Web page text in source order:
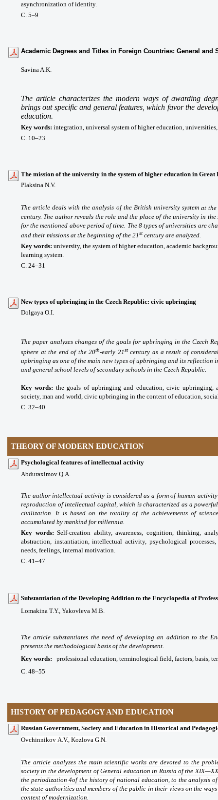
asynchronization of identity.
С. 5–9
Academic Degrees and Titles in Foreign Countries: General and
Savina A.K.
The article characterizes the modern ways of awarding
brings out specific and general features, which favor the
education.
Key words: integration, universal system of higher education,
С. 10–23
The mission of the university in the system of higher education in
Plaksina N.V.
The article deals with the analysis of the British university system at the
century. The author reveals the role and the place of the university in
for the mentioned above period of time. The 8 types of universities are
and their missions at the beginning of the 21stcentury are analyzed.
Key words: university, the system of higher education, academic
learning system.
С. 24–31
New types of upbringing in the Czech Republic: civic upbringing
Dolgaya O.I.
The paper analyzes changes of the goals for upbringing in the Czech
sphere at the end of the 20th-early 21stcentury as a result of
upbringing as one of the main new types of upbringing and its reflection
and general school levels of secondary schools in the Czech Republic.
Key words: the goals of upbringing and education, civic upbringing,
society, man and world, civic upbringing in the content of education,
С. 32–40
THEORY OF MODERN EDUCATION
Psychological features of intellectual activity
Abduraximov Q.A.
The author intellectual activity is considered as a form of human
reproduction of intellectual capital, which is characterized as a
civilization. It is based on the totality of the achievements of
accumulated by mankind for millennia.
Key words: Self-creation ability, awareness, cognition, thinking,
abstraction, instantiation, intellectual activity, psychological processes,
needs, feelings, internal motivation.
С. 41–47
Substantiation of the Developing Addition to the Encyclopedia of
Lomakina T.Y., Yakovleva M.B.
The article substantiates the need of developing an addition to the
presents the methodological basis of the development.
Key words: professional education, terminological field, factors, basis,
С. 48–55
HISTORY OF PEDAGOGY AND EDUCATION
Russian Government, Society and Education in Historical and
Ovchinnikov А.V., Kozlova G.N.
The article analyzes the main scientific works are devoted to the
society in the development of General education in Russia of the
the periodization 4of the history of national education, to the analysis
the state authorities and members of the public in their views on the
context of modernization.